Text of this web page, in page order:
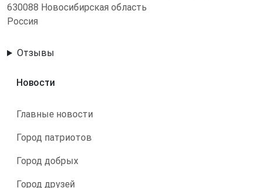
630088 Новосибирская область
Россия
Отзывы
Новости
Главные новости
Город патриотов
Город добрых
Город друзей